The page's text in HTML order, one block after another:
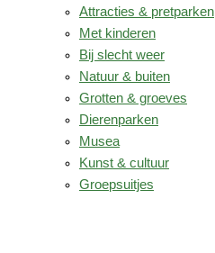
Attracties & pretparken
Met kinderen
Bij slecht weer
Natuur & buiten
Grotten & groeves
Dierenparken
Musea
Kunst & cultuur
Groepsuitjes